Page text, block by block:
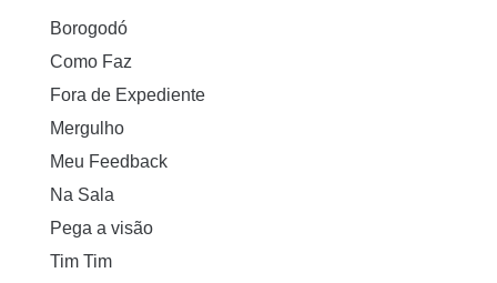
Borogodó
Como Faz
Fora de Expediente
Mergulho
Meu Feedback
Na Sala
Pega a visão
Tim Tim